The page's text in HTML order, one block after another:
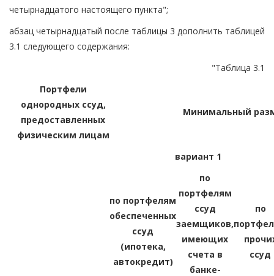
четырнадцатого настоящего пункта";
абзац четырнадцатый после таблицы 3 дополнить таблицей
3.1 следующего содержания:
"Таблица 3.1
Портфели
однородных ссуд,
предоставленных
физическим лицам
Минимальный
вариант 1
по портфелям
обеспеченных
ссуд
(ипотека,
автокредит)
по
портфелям
ссуд
заемщиков,
имеющих
счета в
банке-
по
ссуд